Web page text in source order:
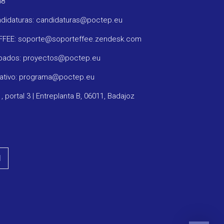
candidaturas@poctep.eu
soporte@soporteffee.zendesk.com
proyectos@poctep.eu
programa@poctep.eu
portal 3 | Entreplanta B, 06011, Badajoz